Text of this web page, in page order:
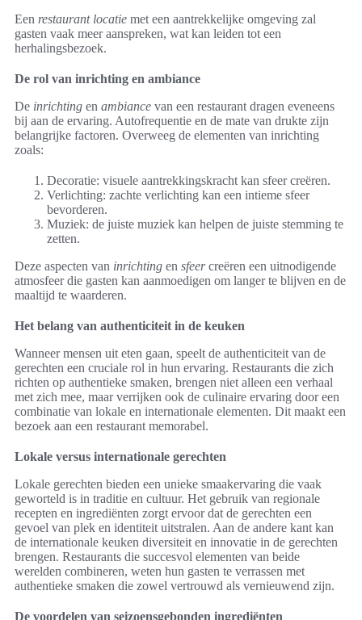
Een restaurant locatie met een aantrekkelijke omgeving zal
gasten vaak meer aanspreken, wat kan leiden tot een
herhalingsbezoek.
De rol van inrichting en ambiance
De inrichting en ambiance van een restaurant dragen eveneens
bij aan de ervaring. Autofrequentie en de mate van drukte zijn
belangrijke factoren. Overweeg de elementen van inrichting
zoals:
Decoratie: visuele aantrekkingskracht kan sfeer creëren.
Verlichting: zachte verlichting kan een intieme sfeer
bevorderen.
Muziek: de juiste muziek kan helpen de juiste stemming te
zetten.
Deze aspecten van inrichting en sfeercreëren een uitnodigende
atmosfeer die gasten kan aanmoedigen om langer te blijven en de
maaltijd te waarderen.
Het belang van authenticiteit in de keuken
Wanneer mensen uit eten gaan, speelt de authenticiteit van de
gerechten een cruciale rol in hun ervaring. Restaurants die zich
richten op authentieke smaken, brengen niet alleen een verhaal
met zich mee, maar verrijken ook de culinaire ervaring door een
combinatie van lokale en internationale elementen. Dit maakt een
bezoek aan een restaurant memorabel.
Lokale versus internationale gerechten
Lokale gerechten bieden een unieke smaakervaring die vaak
geworteld is in traditie en cultuur. Het gebruik van regionale
recepten en ingrediënten zorgt ervoor dat de gerechten een
gevoel van plek en identiteit uitstralen. Aan de andere kant kan
de internationale keuken diversiteit en innovatie in de gerechten
brengen. Restaurants die succesvol elementen van beide
werelden combineren, weten hun gasten te verrassen met
authentieke smaken die zowel vertrouwd als vernieuwend zijn.
De voordelen van seizoensgebonden ingrediënten